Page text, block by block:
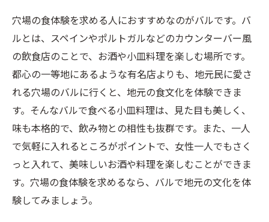
穴場の食体験を求める人におすすめなのがバルです。バ
ルとは、スペインやポルトガルなどのカウンターバー風
の飲食店のことで、お酒や小皿料理を楽しむ場所です。
都心の一等地にあるような有名店よりも、地元民に愛さ
れる穴場のバルに行くと、地元の食文化を体験できま
す。そんなバルで食べる小皿料理は、見た目も美しく、
味も本格的で、飲み物との相性も抜群です。また、一人
で気軽に入れるところがポイントで、女性一人でもさく
っと入れて、美味しいお酒や料理を楽しむことができま
す。穴場の食体験を求めるなら、バルで地元の文化を体
験してみましょう。